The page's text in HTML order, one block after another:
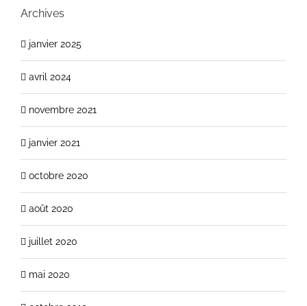
Archives
janvier 2025
avril 2024
novembre 2021
janvier 2021
octobre 2020
août 2020
juillet 2020
mai 2020